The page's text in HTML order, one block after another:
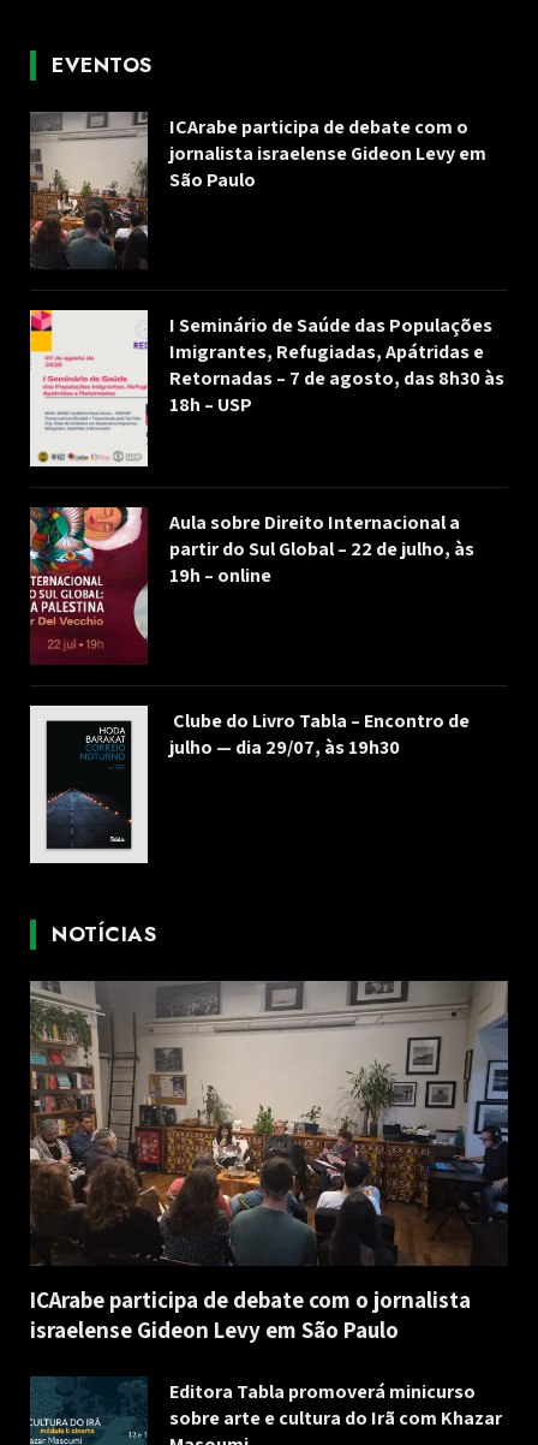
EVENTOS
ICArabe participa de debate com o
jornalista israelense Gideon Levy em
São Paulo
I Seminário de Saúde das Populações
Imigrantes, Refugiadas, Apátridas e
Retornadas – 7 de agosto, das 8h30 às
18h – USP
Aula sobre Direito Internacional a
partir do Sul Global – 22 de julho, às
19h – online
Clube do Livro Tabla – Encontro de
julho — dia 29/07, às 19h30
NOTÍCIAS
ICArabe participa de debate com o jornalista
israelense Gideon Levy em São Paulo
Editora Tabla promoverá minicurso
sobre arte e cultura do Irã com Khazar